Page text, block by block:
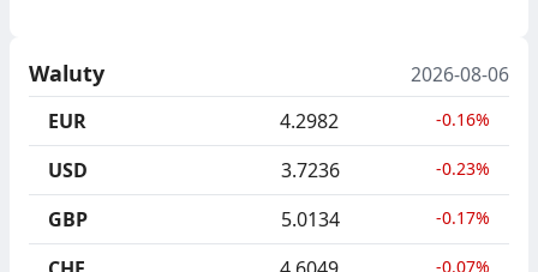
Waluty
2026-08-06
EUR
4.2982 -0.16%
USD 3.7236 -0.23%
GBP 5.0134 -0.17%
-0.07%